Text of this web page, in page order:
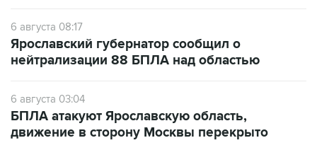
6 августа 08:17
Ярославский губернатор сообщил о
нейтрализации 88 БПЛА над областью
6 августа 03:04
БПЛА атакуют Ярославскую область,
движение в сторону Москвы перекрыто